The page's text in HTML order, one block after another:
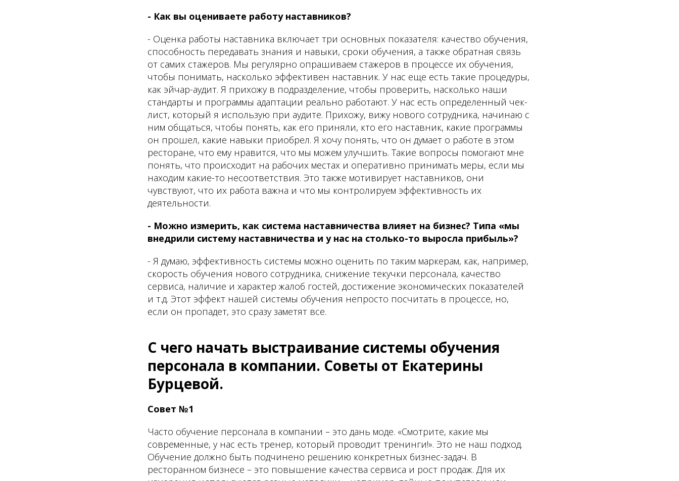
- Как вы оцениваете работу наставников?
- Оценка работы наставника включает три основных показателя: качество обучения,
способность передавать знания и навыки, сроки обучения, а также обратная связь
от самих стажеров. Мы регулярно опрашиваем стажеров в процессе их обучения,
чтобы понимать, насколько эффективен наставник. У нас еще есть такие процедуры,
как эйчар-аудит. Я прихожу в подразделение, чтобы проверить, насколько наши
стандарты и программы адаптации реально работают. У нас есть определенный чек-
лист, который я использую при аудите. Прихожу, вижу нового сотрудника, начинаю с
ним общаться, чтобы понять, как его приняли, кто его наставник, какие программы
он прошел, какие навыки приобрел. Я хочу понять, что он думает о работе в этом
ресторане, что ему нравится, что мы можем улучшить. Такие вопросы помогают мне
понять, что происходит на рабочих местах и оперативно принимать меры, если мы
находим какие-то несоответствия. Это также мотивирует наставников, они
чувствуют, что их работа важна и что мы контролируем эффективность их
деятельности.
- Можно измерить, как система наставничества влияет на бизнес? Типа «мы
внедрили систему наставничества и у нас на столько-то выросла прибыль»?
- Я думаю, эффективность системы можно оценить по таким маркерам, как, например,
скорость обучения нового сотрудника, снижение текучки персонала, качество
сервиса, наличие и характер жалоб гостей, достижение экономических показателей
и т.д. Этот эффект нашей системы обучения непросто посчитать в процессе, но,
если он пропадет, это сразу заметят все.
С чего начать выстраивание системы обучения
персонала в компании. Советы от Екатерины
Бурцевой.
Совет №1
Часто обучение персонала в компании – это дань моде. «Смотрите, какие мы
современные, у нас есть тренер, который проводит тренинги!». Это не наш подход.
Обучение должно быть подчинено решению конкретных бизнес-задач. В
ресторанном бизнесе – это повышение качества сервиса и рост продаж. Для их